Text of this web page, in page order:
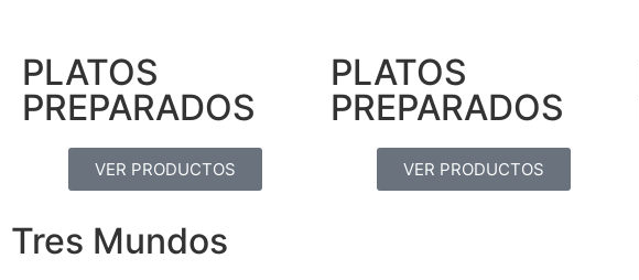
PLATOS
PREPARADOS
VER PRODUCTOS
PLATOS
PREPARADOS
VER PRODUCTOS
Tres Mundos